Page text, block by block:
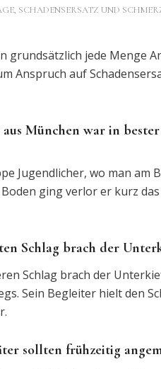
, SCHADENSERSATZ UND
grundsätzlich jede Menge
Anspruch auf
München war in
Jugendlicher, wo man
Boden ging verlor er kurz
Schlag brach der
Schlag brach der
Sein Begleiter hielt den
sollten frühzeitig